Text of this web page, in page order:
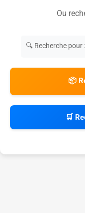
Ou
🔍 Recherche pour
📦
🛒